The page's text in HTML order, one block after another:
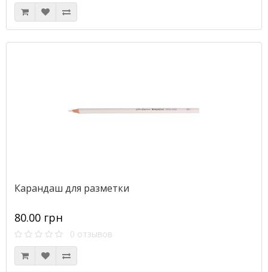
Карандаш для разметки
80.00 грн
0 отзывов